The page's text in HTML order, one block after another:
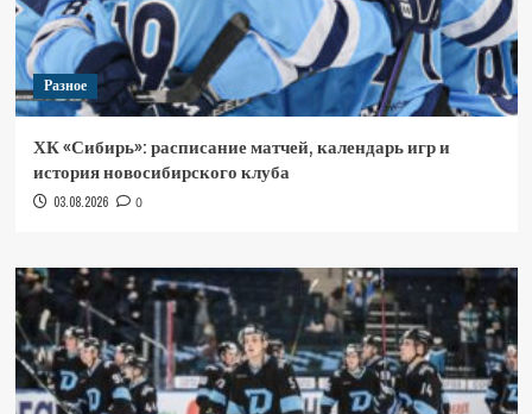
Разное
ХК «Сибирь»: расписание матчей, календарь игр и
история новосибирского клуба
03.08.2026 0